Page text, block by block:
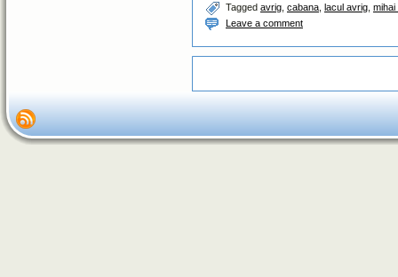
Tagged avrig cabana lacul avrig mihai
Leave a comment